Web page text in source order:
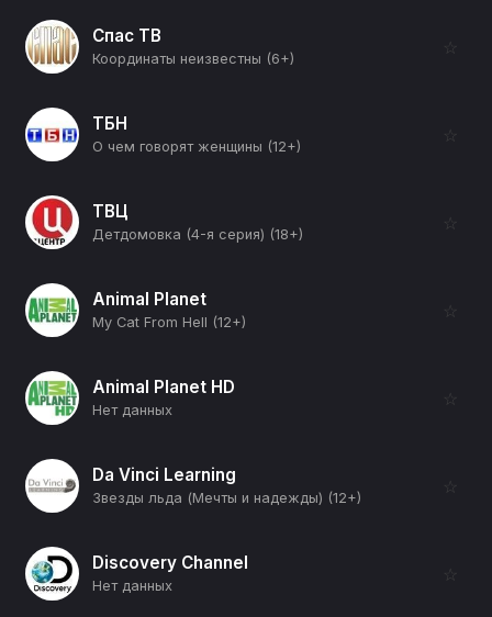
Спас ТВ
Координаты неизвестны (6+)
☆
ТБН
О чем говорят женщины (12+)
☆
ТВЦ
Детдомовка (4-я серия) (18+)
☆
Animal Planet
My Cat From Hell (12+)
☆
Animal Planet HD
Нет данных
☆
Da Vinci Learning
Звезды льда (Мечты и надежды) (12+)
☆
Discovery Channel
Нет данных
☆